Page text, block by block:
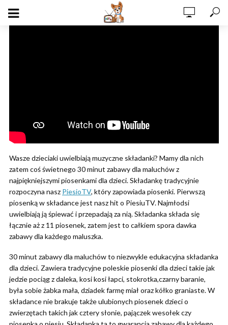
Wasze dzieciaki uwielbiają muzyczne składanki? Mamy dla nich
zatem coś świetnego 30 minut zabawy dla maluchów z
najpiękniejszymi piosenkami dla dzieci. Składankę tradycyjnie
rozpoczyna nasz PiesioTV, który zapowiada piosenki. Pierwszą
piosenką w składance jest nasz hit o PiesiuTV. Najmłodsi
uwielbiają ją śpiewać i przepadają za nią. Składanka składa się
łącznie aż z 11 piosenek, zatem jest to całkiem spora dawka
zabawy dla każdego maluszka.
30 minut zabawy dla maluchów to niezwykle edukacyjna składanka
dla dzieci. Zawiera tradycyjne poleskie piosenki dla dzieci takie jak
jedzie pociąg z daleka, kosi kosi łapci, stokrotka,czarny baranie,
była sobie żabka mała, dziadek farmę miał oraz kółko graniaste. W
składance nie brakuje także ulubionych piosenek dzieci o
zwierzętach takich jak cztery słonie, pajączek wesołek czy